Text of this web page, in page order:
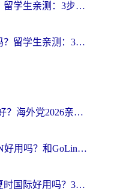
海外怎么看央视直播？留学生亲测：3步解决版权限制+追剧自由
国外能用网易云音乐吗？留学生亲测：3步解决海外听歌难题
Quickback和云帆哪个好？海外党2026亲测指南：选对加速器大陆工具，无缝刷国内剧玩国服
海外党必看：斧牛VPN好用吗？和GoLinkVPN对比哪个回国效果更好？
海外党必看：斧牛和夏时国际好用吗？3步选对回国加速器，无缝刷国内资源